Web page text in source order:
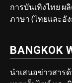
การบันเทิงไทย
ภาษา (ไทยและอั
BANGKOK
นำเสนอข่าวสาร